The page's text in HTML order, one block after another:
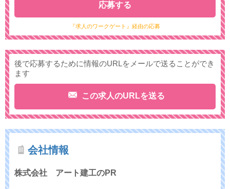
『求人のワークゲート』経由の応募
応募する
後で応募するために情報のURLをメールで送ることができ
ます
この求人のURLを送る
会社情報
株式会社 アート建工のPR